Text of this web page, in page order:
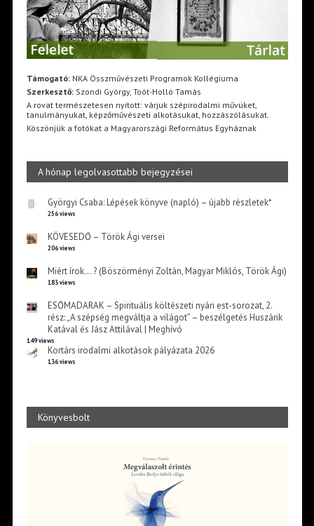
Támogató:NKA Összművészeti Programok Kollégiuma
Szerkesztő:Szondi György, Toót-Holló Tamás
A rovat természetesen nyitott: várjuk szépirodalmi művüket,
tanulmányukat, képzőművészeti alkotásukat, hozzászólásukat.
Köszönjük a fotókat a Magyarországi Református Egyháznak
A hónap legolvasottabb bejegyzései
Györgyi Csaba: Lépések könyve (napló) – újabb részletek*
256 views
KÖVESEDŐ – Török Ági versei
206 views
Miért írok… ? (Böszörményi Zoltán, Magyar Miklós, Török Ági)
183 views
ESŐMADARAK – Spirituális költészeti nyári est-sorozat, 2.
rész: „A szépség megváltja a világot” – beszélgetés Huszárik
Katával és Jász Attilával | Meghívó
149 views
Kortárs irodalmi alkotások pályázata 2026
136 views
Könyvesbolt